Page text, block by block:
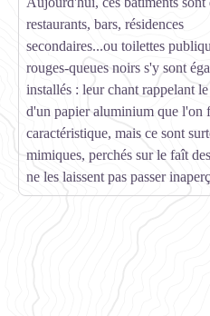
restaurants, bars, résidences
secondaires...ou toilettes
rouges-queues noirs s'y sont
installés : leur chant rappelant
d'un papier aluminium que l'on
caractéristique, mais ce sont
mimiques, perchés sur le faît
ne les laissent pas passer